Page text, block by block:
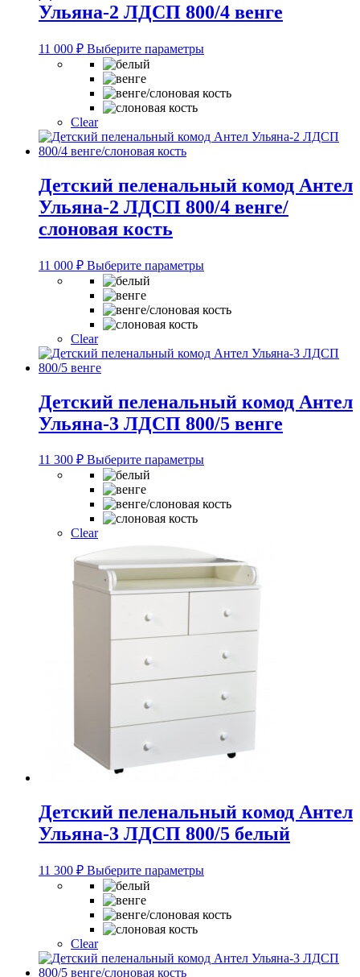
Ульяна-2 ЛДСП 800/4 венге
11 000 ₽ Выберите параметрыЭтот
несколько
можно
выбрать
странице
товара.
Clear
Детский пеленальный комод Антел
Ульяна-2 ЛДСП 800/4 венге/
слоновая кость
11 000 ₽ Выберите параметрыЭтот
несколько
можно
выбрать
странице
товара.
Clear
Детский пеленальный комод Антел
Ульяна-3 ЛДСП 800/5 венге
11 300 ₽ Выберите параметрыЭтот
несколько
выбрать
на
странице
Clear
Детский пеленальный комод Антел
Ульяна-3 ЛДСП 800/5 белый
11 300 ₽ Выберите параметрыЭтот
несколько
можно
выбрать
Clear